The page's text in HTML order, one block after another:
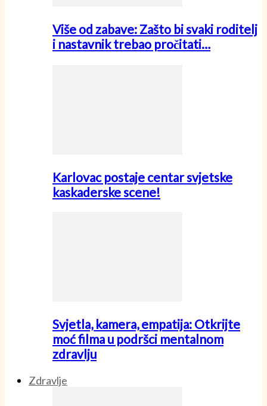
Više od zabave: Zašto bi svaki roditelj
i nastavnik trebao pročitati…
Karlovac postaje centar svjetske
kaskaderske scene!
Svjetla, kamera, empatija: Otkrijte
moć filma u podršci mentalnom
zdravlju
Zdravlje